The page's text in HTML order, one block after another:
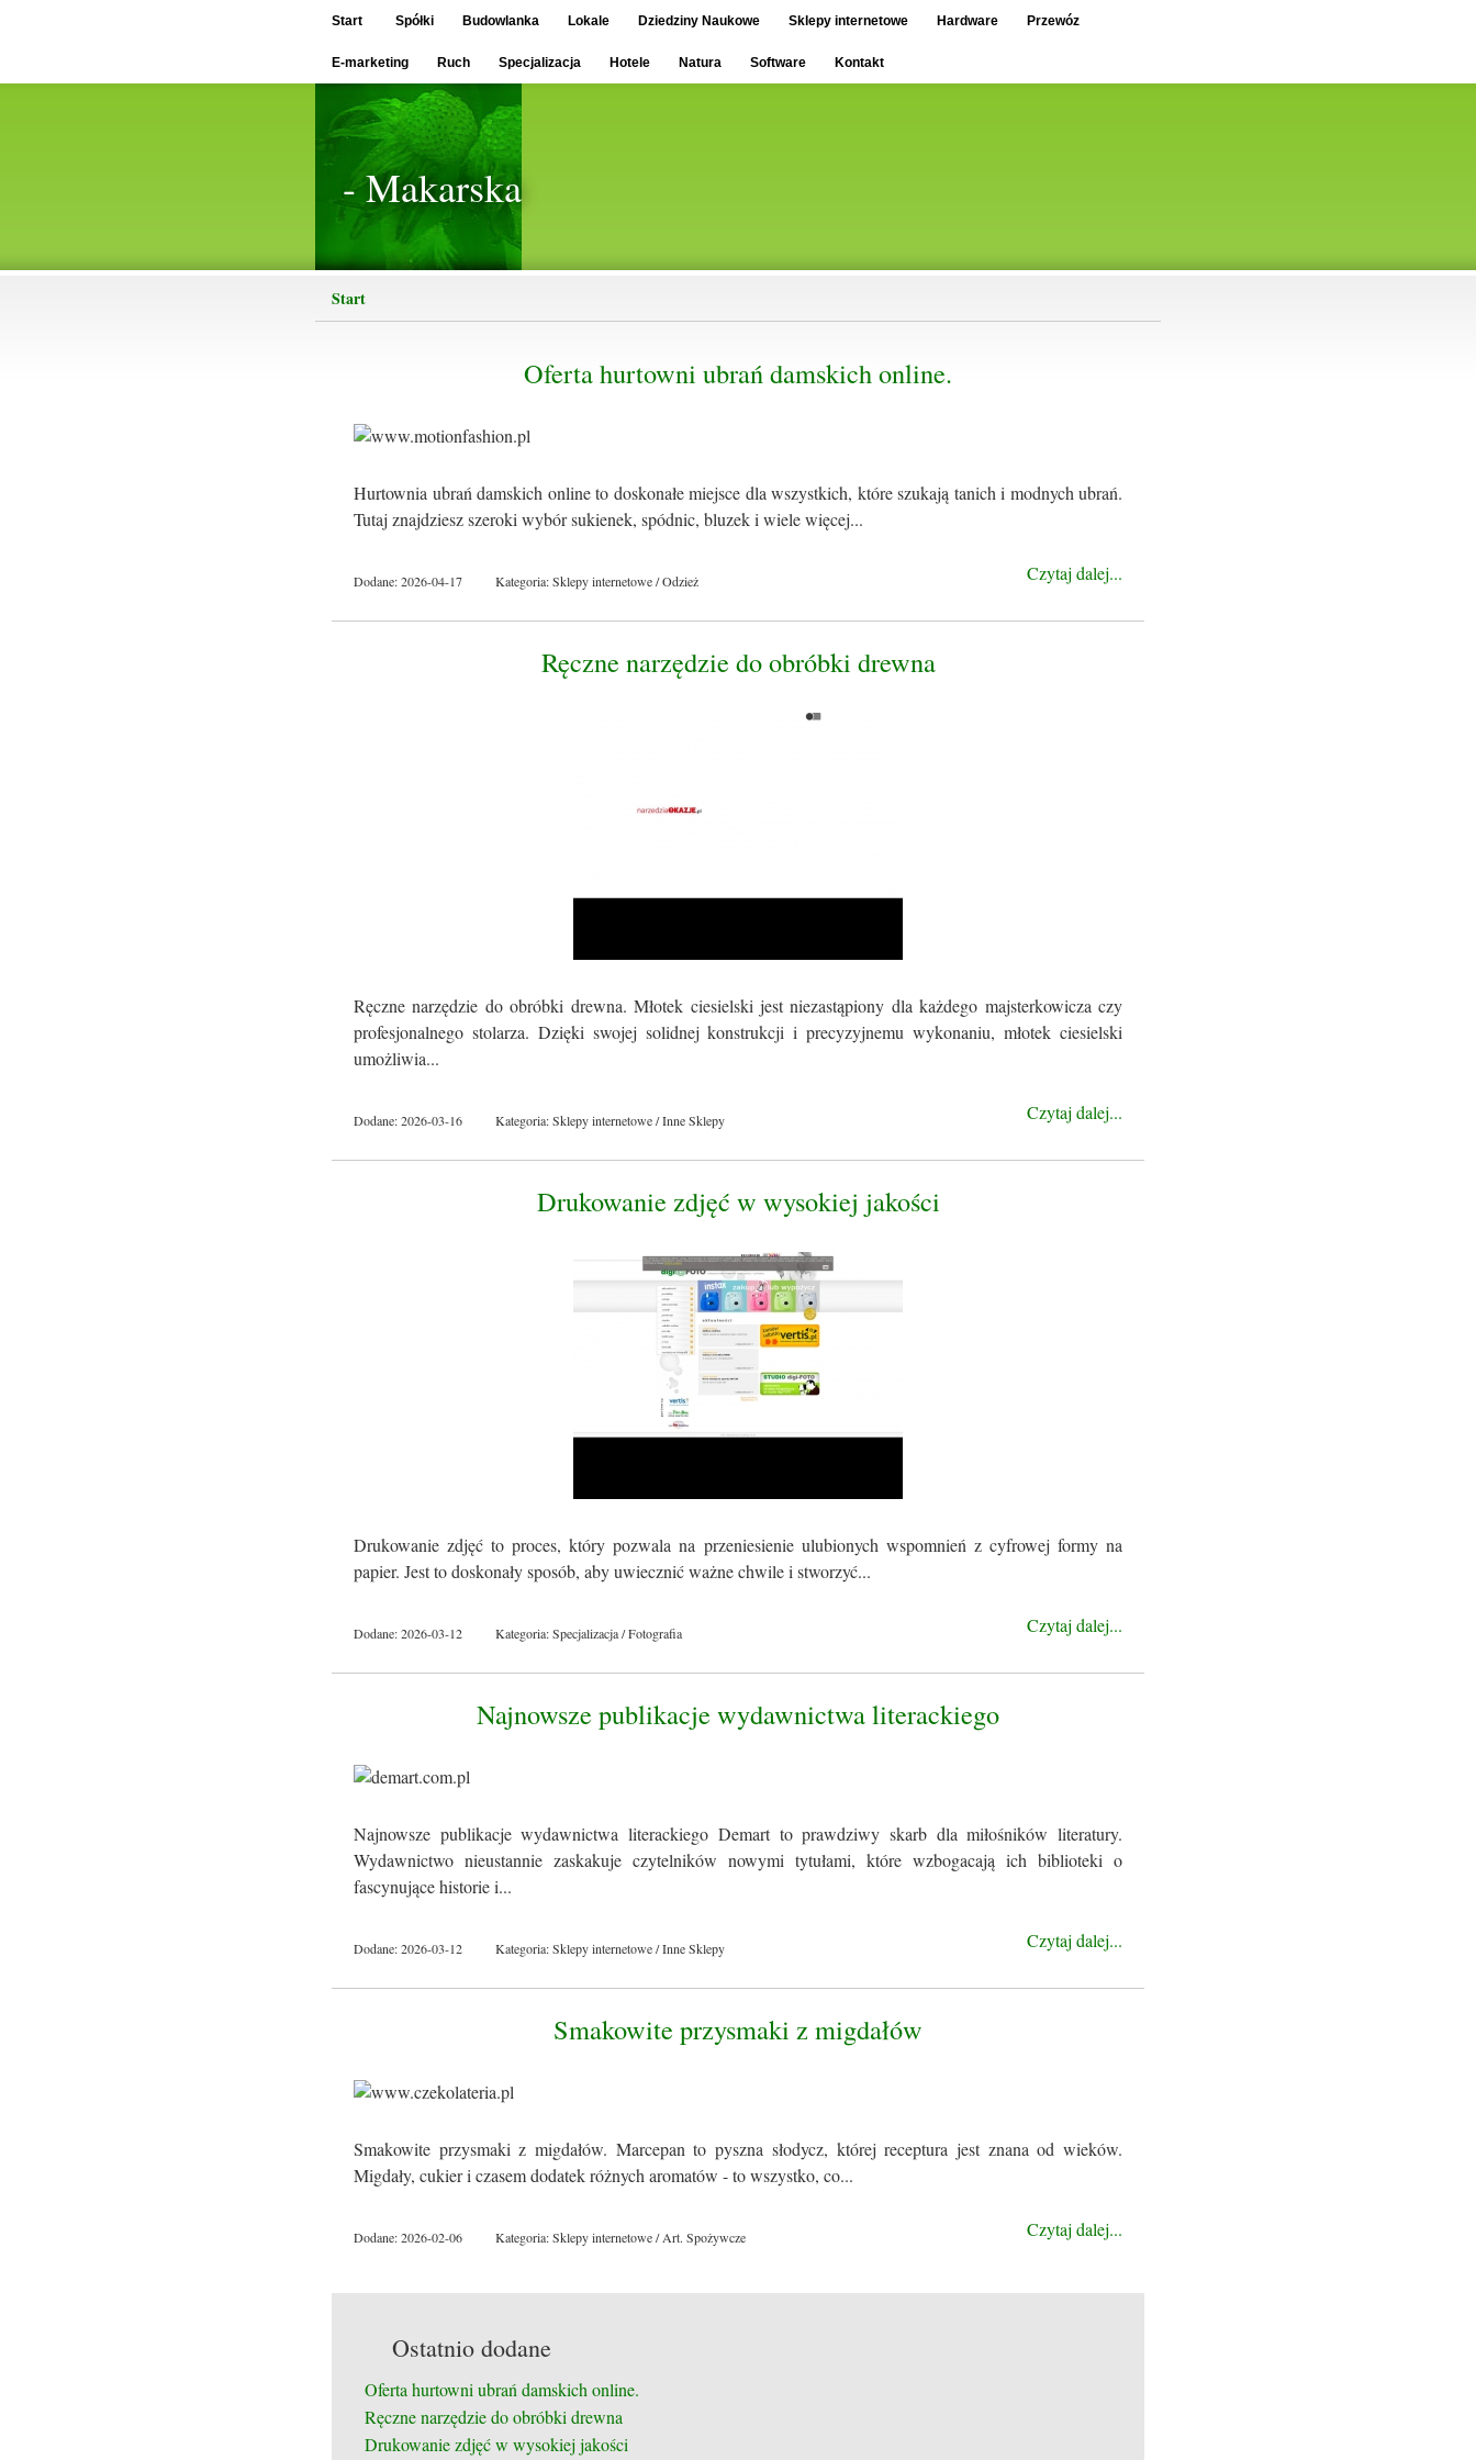
Start Spółki Budowlanka Lokale Dziedziny Naukowe Sklepy internetowe Hardware Przewóz
E-marketing Ruch Specjalizacja Hotele Natura Software Kontakt
- Makarska
Start
Oferta hurtowni ubrań damskich online.
Hurtownia ubrań damskich online to doskonałe miejsce dla wszystkich, które szukają tanich i modnych ubrań.
Tutaj znajdziesz szeroki wybór sukienek, spódnic, bluzek i wiele więcej...
Czytaj dalej...
Dodane: 2026-04-17 Kategoria: Sklepy internetowe / Odzież
Ręczne narzędzie do obróbki drewna
Ręczne narzędzie do obróbki drewna. Młotek ciesielski jest niezastąpiony dla każdego majsterkowicza czy
profesjonalnego stolarza. Dzięki swojej solidnej konstrukcji i precyzyjnemu wykonaniu, młotek ciesielski
umożliwia...
Czytaj dalej...
Dodane: 2026-03-16 Kategoria: Sklepy internetowe / Inne Sklepy
Drukowanie zdjęć w wysokiej jakości
Drukowanie zdjęć to proces, który pozwala na przeniesienie ulubionych wspomnień z cyfrowej formy na
papier. Jest to doskonały sposób, aby uwiecznić ważne chwile i stworzyć...
Czytaj dalej...
Dodane: 2026-03-12 Kategoria: Specjalizacja / Fotografia
Najnowsze publikacje wydawnictwa literackiego
Najnowsze publikacje wydawnictwa literackiego Demart to prawdziwy skarb dla miłośników literatury.
Wydawnictwo nieustannie zaskakuje czytelników nowymi tytułami, które wzbogacają ich biblioteki o
fascynujące historie i...
Czytaj dalej...
Dodane: 2026-03-12 Kategoria: Sklepy internetowe / Inne Sklepy
Smakowite przysmaki z migdałów
Smakowite przysmaki z migdałów. Marcepan to pyszna słodycz, której receptura jest znana od wieków.
Migdały, cukier i czasem dodatek różnych aromatów - to wszystko, co...
Czytaj dalej...
Dodane: 2026-02-06 Kategoria: Sklepy internetowe / Art. Spożywcze
Ostatnio dodane
Oferta hurtowni ubrań damskich online.
Ręczne narzędzie do obróbki drewna
Drukowanie zdjęć w wysokiej jakości